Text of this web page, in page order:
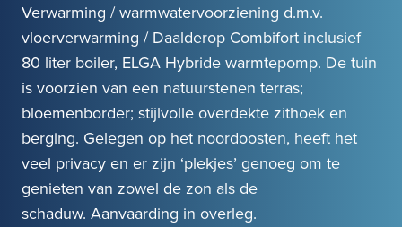
Verwarming / warmwatervoorziening d.m.v.
vloerverwarming / Daalderop Combifort inclusief
80 liter boiler, ELGA Hybride warmtepomp. De tuin
is voorzien van een natuurstenen terras;
bloemenborder; stijlvolle overdekte zithoek en
berging. Gelegen op het noordoosten, heeft het
veel privacy en er zijn ‘plekjes’ genoeg om te
genieten van zowel de zon als de
schaduw. Aanvaarding in overleg.